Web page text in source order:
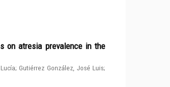
on atresia prevalence in the
;Gutiérrez González, José Luis;